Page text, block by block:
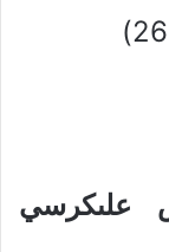
علىكرسي